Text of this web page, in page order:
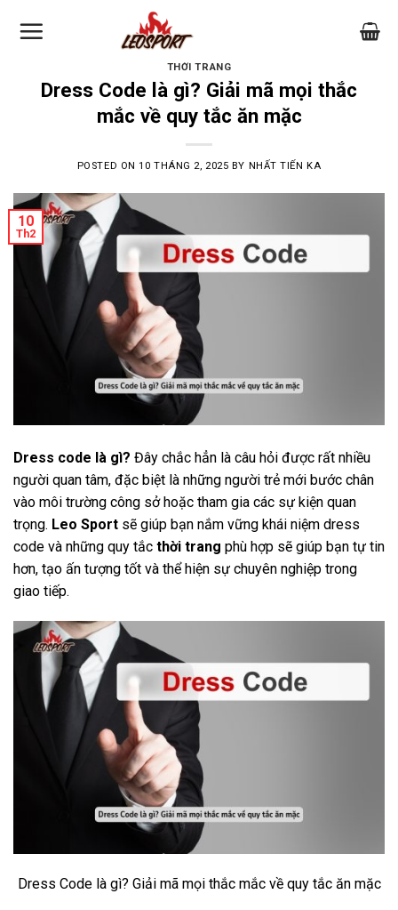
THỜI TRANG
Dress Code là gì? Giải mã mọi thắc
mắc về quy tắc ăn mặc
POSTED ON10 THÁNG 2, 2025 BY NHẤT TIẾN KA
10
Th2
Dress code là gì? Đây chắc hẳn là câu hỏi được rất nhiều
người quan tâm, đặc biệt là những người trẻ mới bước chân
vào môi trường công sở hoặc tham gia các sự kiện quan
trọng. Leo Sport sẽ giúp bạn nắm vững khái niệm dress
code và những quy tắc thời trang phù hợp sẽ giúp bạn tự tin
hơn, tạo ấn tượng tốt và thể hiện sự chuyên nghiệp trong
giao tiếp.
Dress Code là gì? Giải mã mọi thắc mắc về quy tắc ăn mặc